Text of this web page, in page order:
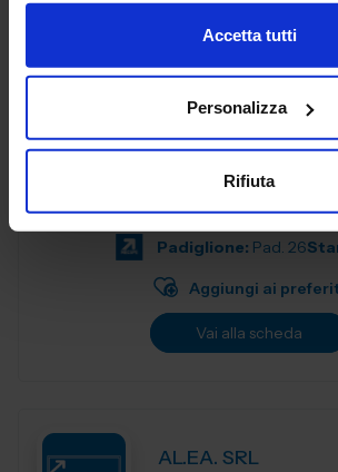
Accetta tutti
Personalizza
Rifiuta
AGENT321 SRL
SUBFORNITURA
Padiglione: Pad. 26
Aggiungi ai
Vai alla scheda
AL.EA. SRL